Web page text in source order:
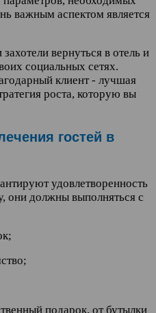
важным аспектом является
вернуться в отель и
социальных сетях.
клиент - лучшая
роста, которую вы
гостей в
удовлетворенность
они должны выполняться с
подарок, от бутылки